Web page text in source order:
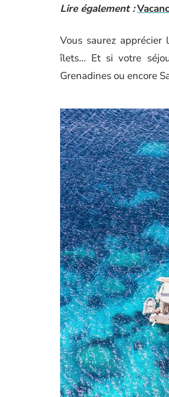
Lire également :
Vous saurez
îlets… Et si votre
Grenadines ou encore